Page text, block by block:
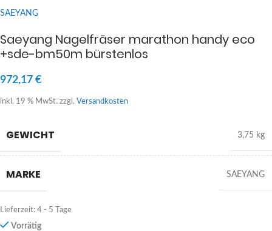
SAEYANG
Saeyang Nagelfräser marathon handy eco
+sde-bm50m bürstenlos
972,17 €
inkl. 19 % MwSt. zzgl. Versandkosten
GEWICHT 3,75 kg
MARKE SAEYANG
Lieferzeit: 4 - 5 Tage
Vorrätig